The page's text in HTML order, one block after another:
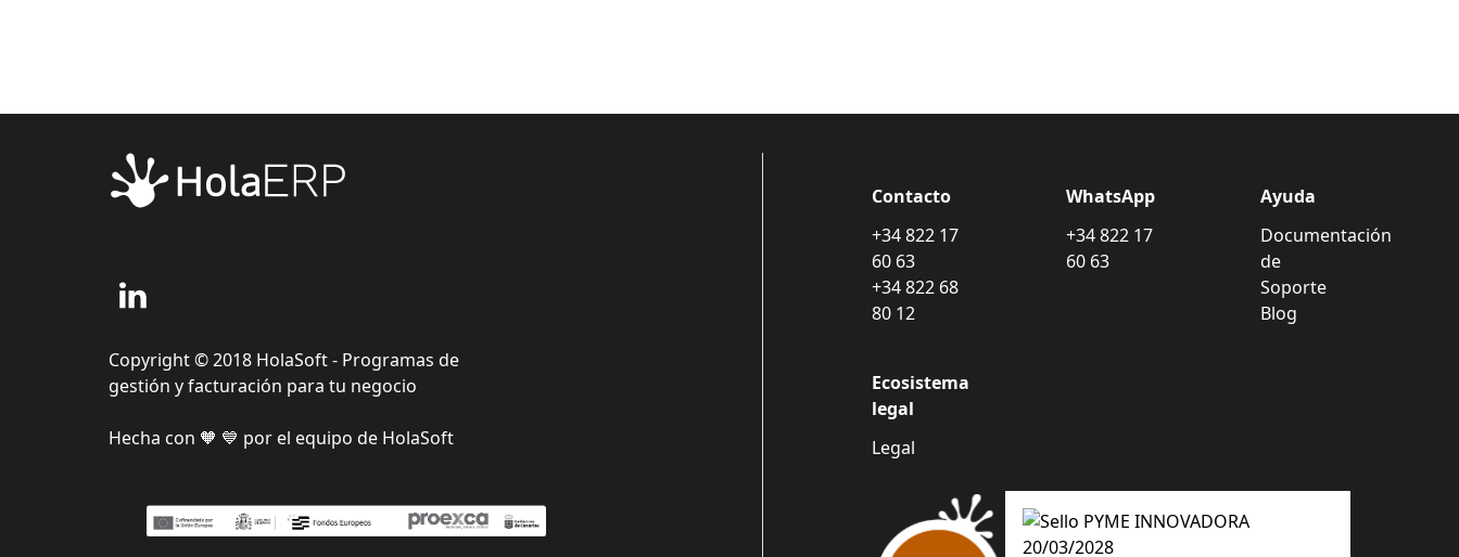
Copyright © 2018 HolaSoft - Programas de
gestión y facturación para tu negocio
Hecha con 🧡 💙 por el equipo de HolaSoft
Contacto
+34 822 17
60 63
+34 822 68
80 12
WhatsApp
+34 822 17
60 63
Ayuda
Documentación
de
Soporte
Blog
Ecosistema
legal
Legal